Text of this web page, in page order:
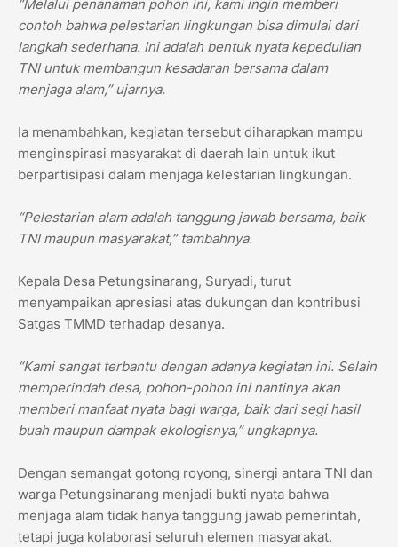
“Melalui penanaman pohon ini, kami ingin memberi
contoh bahwa pelestarian lingkungan bisa dimulai dari
langkah sederhana. Ini adalah bentuk nyata kepedulian
TNI untuk membangun kesadaran bersama dalam
menjaga alam,” ujarnya.
Ia menambahkan, kegiatan tersebut diharapkan mampu
menginspirasi masyarakat di daerah lain untuk ikut
berpartisipasi dalam menjaga kelestarian lingkungan.
“Pelestarian alam adalah tanggung jawab bersama, baik
TNI maupun masyarakat,” tambahnya.
Kepala Desa Petungsinarang, Suryadi, turut
menyampaikan apresiasi atas dukungan dan kontribusi
Satgas TMMD terhadap desanya.
“Kami sangat terbantu dengan adanya kegiatan ini. Selain
memperindah desa, pohon-pohon ini nantinya akan
memberi manfaat nyata bagi warga, baik dari segi hasil
buah maupun dampak ekologisnya,” ungkapnya.
Dengan semangat gotong royong, sinergi antara TNI dan
warga Petungsinarang menjadi bukti nyata bahwa
menjaga alam tidak hanya tanggung jawab pemerintah,
tetapi juga kolaborasi seluruh elemen masyarakat.